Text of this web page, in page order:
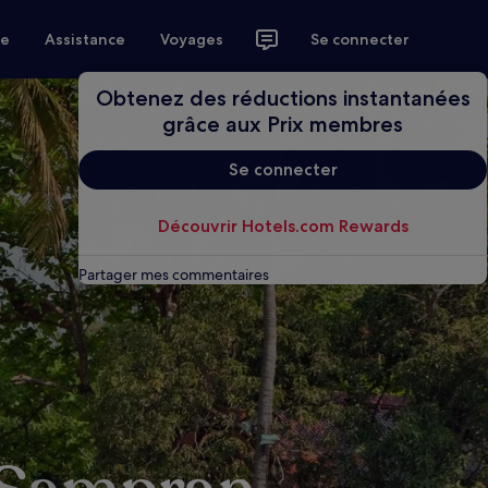
Assistance Voyages Se connecter
Obtenez des réductions instantanées
grâce aux Prix membres
Se connecter
Découvrir Hotels.com Rewards
Partager mes commentaires